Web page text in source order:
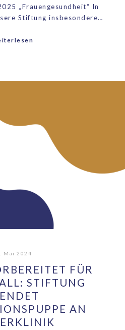
„Frauengesundheit“ In
Stiftung insbesondere…
Mai 2024
FÜR
STIFTUNG
AN